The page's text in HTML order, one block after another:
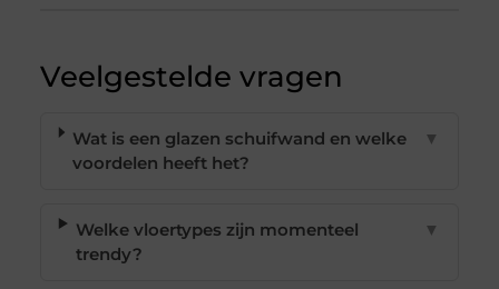
Veelgestelde vragen
Wat is een glazen schuifwand en welke
voordelen heeft het?
▼
Welke vloertypes zijn momenteel
trendy?
▼